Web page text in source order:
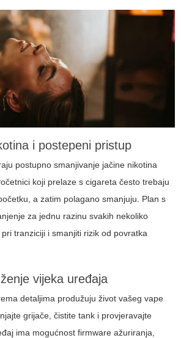
i postepeni pristup
postupno smanjivanje jačine nikotina
koji prelaze s cigareta često trebaju
a zatim polagano smanjuju. Plan s
za jednu razinu svakih nekoliko
tranziciji i smanjiti rizik od povratka
vijeka uređaja
detaljima produžuju život vašeg vape
grijače, čistite tank i provjeravajte
ima mogućnost firmware ažuriranja,